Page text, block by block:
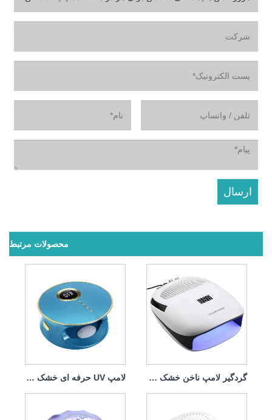
محصولات مرتبط
لامپ UV حرفه ای خشک کن ناخن 168w گردگیر لامپ ناخن خشک کن 140w 4 in1